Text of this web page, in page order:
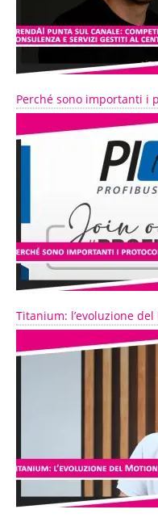
Perché sono importanti i
Titanium: l’evoluzione